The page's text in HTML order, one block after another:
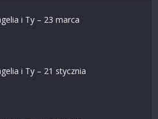
i Ty – 23 marca
i Ty – 21 stycznia